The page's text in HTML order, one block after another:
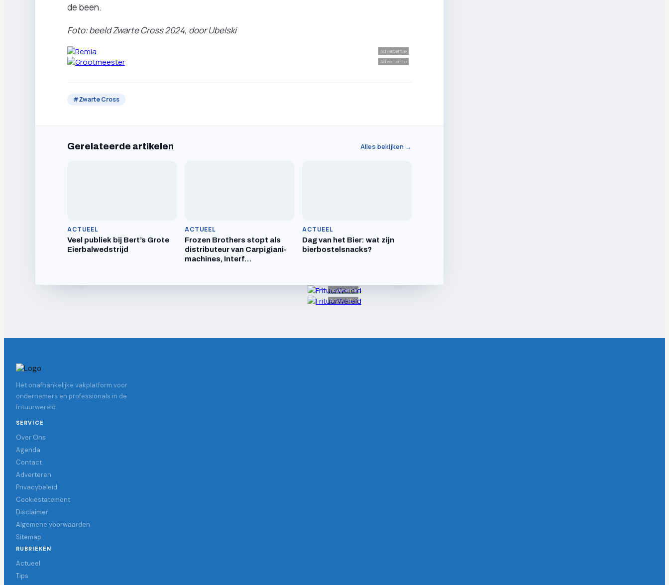
de been.
Foto: beeld Zwarte Cross 2024, door Ubelski
Advertentie
Advertentie
#Zwarte Cross
Gerelateerde artikelen Alles bekijken →
ACTUEEL
Veel publiek bij Bert’s Grote
Eierbalwedstrijd
ACTUEEL
Frozen Brothers stopt als
distributeur van Carpigiani-
machines, Interf…
ACTUEEL
Dag van het Bier: wat zijn
bierbostelsnacks?
Advertentie
Advertentie
Hét onafhankelijke vakplatform voor
ondernemers en professionals in de
frituurwereld.
SERVICE
Over Ons
Agenda
Contact
Adverteren
Privacybeleid
Cookiestatement
Disclaimer
Algemene voorwaarden
Sitemap
RUBRIEKEN
Actueel
Tips